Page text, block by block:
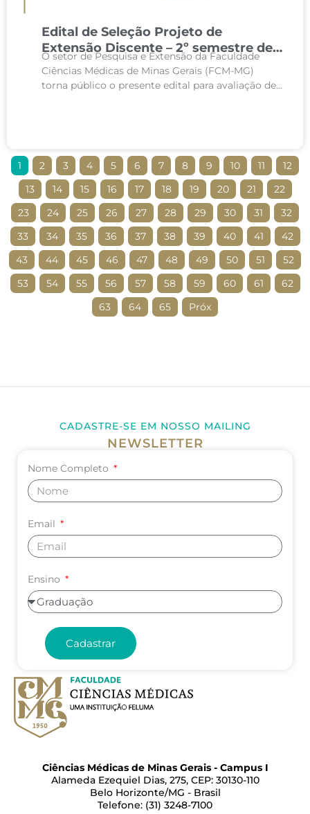
Edital de Seleção Projeto de
Extensão Discente – 2º semestre de
2023
O setor de Pesquisa e Extensão da Faculdade
Ciências Médicas de Minas Gerais (FCM-MG)
torna público o presente edital para avaliação de
1 2 3 4 5 6 7 8 9 10 11 12
13 14 15 16 17 18 19 20 21 22
23 24 25 26 27 28 29 30 31 32
33 34 35 36 37 38 39 40 41 42
43 44 45 46 47 48 49 50 51 52
53 54 55 56 57 58 59 60 61 62
63 64 65 Próx
CADASTRE-SE EM NOSSO MAILING
NEWSLETTER
Nome Completo
Email
Ensino
Cadastrar
Ciências Médicas de Minas Gerais - Campus I
Alameda Ezequiel Dias, 275, CEP: 30130-110
Belo Horizonte/MG - Brasil
Telefone: (31) 3248-7100